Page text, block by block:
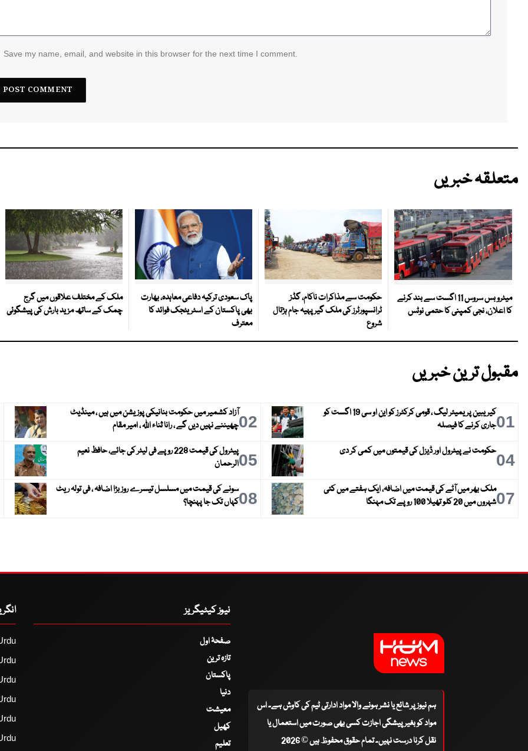
Save my name, email, and website in this browser for the next time I comment.
متعلقہ خبریں
میٹرو بس سروس 11 اگست سے بند کرنے
کا اعلان، نجی کمپنی کا حتمی نوٹس
حکومت سے مذاکرات ناکام، گڈز
ٹرانسپورٹرز کی ملک گیر پہیہ جام ہڑتال
شروع
پاک سعودی ترکیہ دفاعی معاہدہ، بھارت
بھی پاکستان کے اسٹریٹجک فوائد کا
معترف
ملک کے مختلف علاقوں میں گرج
چمک کے ساتھ مزید بارش کی پیشگوئی
مقبول ترین خبریں
01
کیریبین پریمیئر لیگ ، قومی کرکٹرز کو این او سی 19 اگست کو
جاری کرنے کا فیصلہ
02آزاد کشمیر میں حکومت بنانیکی پوزیشن میں ہیں ، مینڈیٹ
چھیننے نہیں دیں گے ، رانا ثناء اللہ ، امیر مقام
04حکومت نے پیٹرول اور ڈیزل کی قیمتوں میں کمی کر دی 05
پیٹرول کی قیمت 228 روپے فی لیٹر کی جائے، حافظ نعیم
الرحمان
07ملک بھر میں آٹے کی قیمت میں اضافہ، ایک ہفتے میں کئی
شہروں میں 20 کلو تھیلا 100 روپے تک مہنگا
08سونے کی قیمت میں مسلسل تیسرے روز بڑا اضافہ ، فی تولہ ریٹ
کہاں تک جا پہنچا؟
ہم نیوز پر شائع یا نشر ہونے والا مواد ادارتی ٹیم کی کاوش ہے۔ اس
مواد کو بغیر پیشگی اجازت کسی بھی صورت میں استعمال یا
نقل کرنا درست نہیں۔ تمام حقوق محفوظ ہیں © 2026
نیوز کیٹیگریز
صفحۂ اول
تازہ ترین
پاکستان
دنیا
معیشت
کھیل
تعلیم